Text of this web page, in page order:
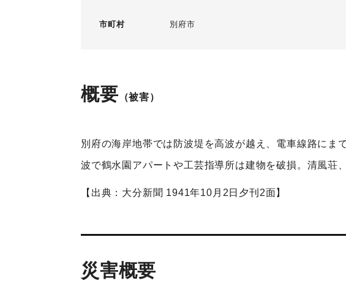
市町村 別府市
概要 （被害）
別府の海岸地帯では防波堤を高波が越え、電車線路に
波で鶴水園アパートや工芸指導所は建物を破損。清風荘
【出典：大分新聞 1941年10月2日夕刊2面】
災害概要